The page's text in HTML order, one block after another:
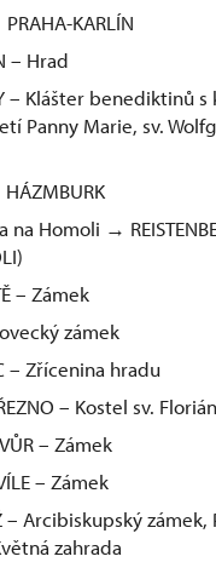
KARLÍN
– Hrad
– Klášter benediktinů
Panny Marie, sv.
na Homoli →
– Zámek
zámek
– Zřícenina hradu
– Kostel sv.
– Zámek
– Zámek
– Arcibiskupský zámek,
zahrada